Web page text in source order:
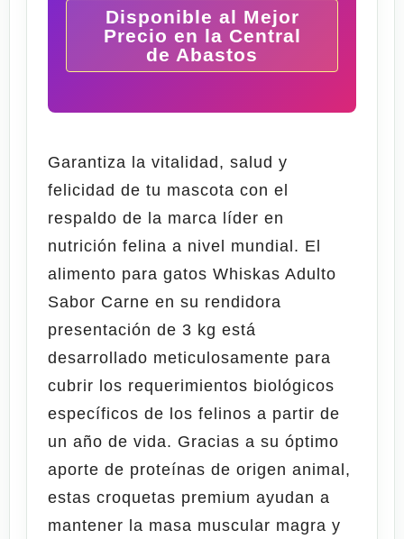
Disponible al Mejor
Precio en la Central
de Abastos
Garantiza la vitalidad, salud y
felicidad de tu mascota con el
respaldo de la marca líder en
nutrición felina a nivel mundial. El
alimento para gatos Whiskas Adulto
Sabor Carne en su rendidora
presentación de 3 kg está
desarrollado meticulosamente para
cubrir los requerimientos biológicos
específicos de los felinos a partir de
un año de vida. Gracias a su óptimo
aporte de proteínas de origen animal,
estas croquetas premium ayudan a
mantener la masa muscular magra y